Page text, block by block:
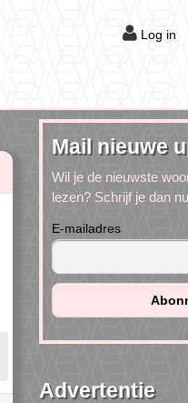
Log in
Mail nieuwe
Wil je de nieuwste
lezen? Schrijf je dan
E-mailadres
Advertentie